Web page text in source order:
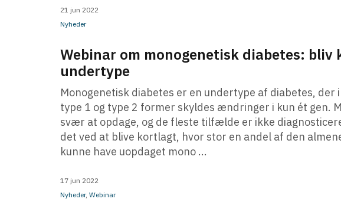
21 jun 2022
Nyheder
Webinar om monogenetisk diabetes: bliv
undertype
Monogenetisk diabetes er en undertype af diabetes,
type 1 og type 2 former skyldes ændringer i kun ét gen.
svær at opdage, og de fleste tilfælde er ikke
det ved at blive kortlagt, hvor stor en andel af den
kunne have uopdaget mono ...
17 jun 2022
Nyheder, Webinar